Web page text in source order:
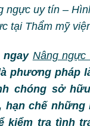
ngực uy tín –
tại Thẩm mỹ
ngay Nâng ngực
phương pháp
chóng sở
hạn chế những
kiểm tra tình